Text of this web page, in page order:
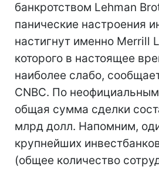
банкротством Lehman
панические настроения
настигнут именно Merrill
которого в настоящее
наиболее слабо,
CNBC. По
общая сумма сделки
млрд долл. Напомним,
крупнейших
(общее количество